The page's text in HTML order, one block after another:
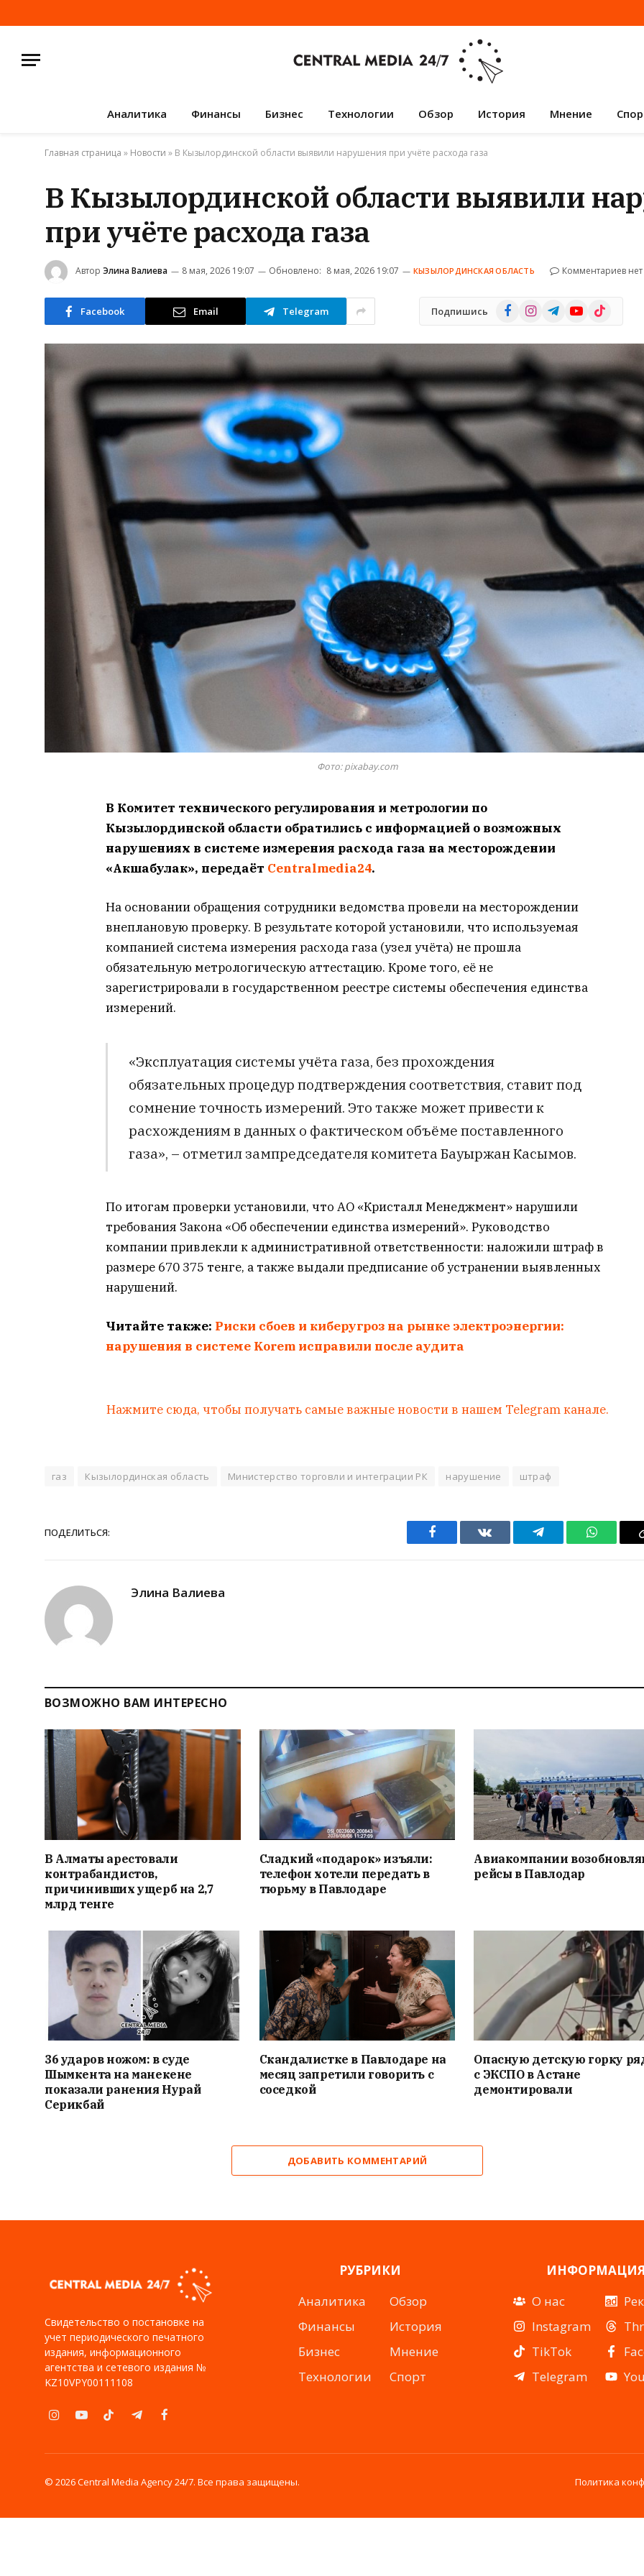
Аналитика Финансы Бизнес Технологии Обзор История Мнение
Главная страница » Новости » В Кызылординской области выявили нарушения при учёте расхода газа
В Кызылординской области выявили
при учёте расхода газа
Автор Элина Валиева 8 мая, 2026 19:07 Обновлено: 8 мая, 2026 19:07 КЫЗЫЛОРДИНСКАЯ ОБЛАСТЬ Комментариев нет
Facebook Email Telegram Подпишись FacebookInstagramTelegramYouTube
TikTok
Фото: pixabay.com
В Комитет технического регулирования и метрологии по
Кызылординской области обратились с информацией о возможных
нарушениях в системе измерения расхода газа на месторождении
«Акшабулак», передаёт Centralmedia24.
На основании обращения сотрудники ведомства провели на месторождении
внеплановую проверку. В результате которой установили, что используемая
компанией система измерения расхода газа (узел учёта) не прошла
обязательную метрологическую аттестацию. Кроме того, её не
зарегистрировали в государственном реестре системы обеспечения единства
измерений.
«Эксплуатация системы учёта газа, без прохождения
обязательных процедур подтверждения соответствия, ставит под
сомнение точность измерений. Это также может привести к
расхождениям в данных о фактическом объёме поставленного
газа», – отметил зампредседателя комитета Бауыржан Касымов.
По итогам проверки установили, что АО «Кристалл Менеджмент» нарушили
требования Закона «Об обеспечении единства измерений». Руководство
компании привлекли к административной ответственности: наложили штраф в
размере 670 375 тенге, а также выдали предписание об устранении выявленных
нарушений.
Читайте также: Риски сбоев и киберугроз на рынке электроэнергии:
нарушения в системе Korem исправили после аудита
Нажмите сюда, чтобы получать самые важные новости в нашем Telegram канале.
газ Кызылординская область Министерство торговли и интеграции РК нарушение штраф
ПОДЕЛИТЬСЯ:
Facebook VKontakteTelegram
Элина Валиева
ВОЗМОЖНО ВАМ ИНТЕРЕСНО
В Алматы арестовали
контрабандистов,
причинивших ущерб на 2,7
млрд тенге
Сладкий «подарок» изъяли:
телефон хотели передать в
тюрьму в Павлодаре
Авиакомпании
рейсы в Павлодар
36 ударов ножом: в суде
Шымкента на манекене
показали ранения Нурай
Серикбай
Скандалистке в Павлодаре на
месяц запретили говорить с
соседкой
Опасную детскую горку
с ЭКСПО в Астане
демонтировали
ДОБАВИТЬ КОММЕНТАРИЙ
Свидетельство о постановке на
учет периодического печатного
издания, информационного
агентства и сетевого издания №
KZ10VPY00111108
InstagramYouTubeTikTokTelegramFacebook
РУБРИКИ
Аналитика
Финансы
Бизнес
Технологии
Обзор
История
Мнение
Спорт
О нас
Instagram
TikTok
Telegram
© 2026 Central Media Agency 24/7. Все права защищены. Политика